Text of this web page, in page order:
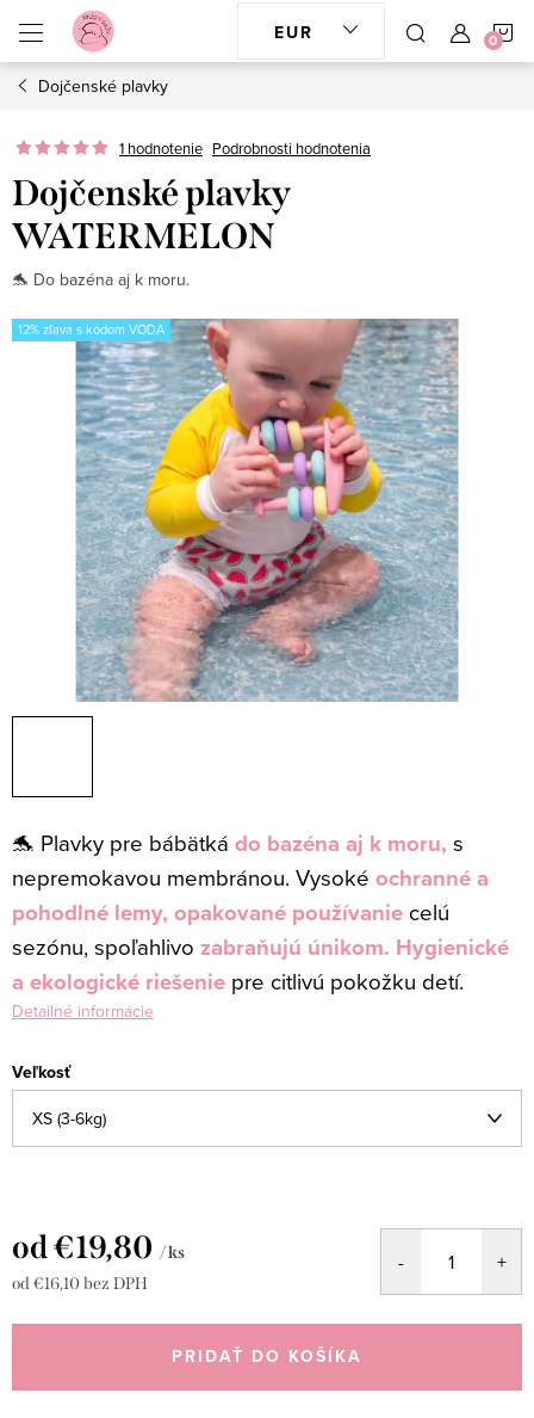
obsah
EUR
Dojčenské plavky
1 hodnotenie Podrobnosti hodnotenia
Dojčenské plavky
WATERMELON
🐬 Do bazéna aj k moru.
12% zľava s kódom VODA
🐬 Plavky pre bábätká do bazéna aj k moru, s
nepremokavou membránou. Vysoké ochranné a
pohodlné lemy, opakované používanie celú
sezónu, spoľahlivo zabraňujú únikom. Hygienické
a ekologické riešenie pre citlivú pokožku detí.
Detailné informácie
Veľkosť
od€19,80 / ks
od€16,10bez DPH
cena:
PRIDAŤ DO KOŠÍKA